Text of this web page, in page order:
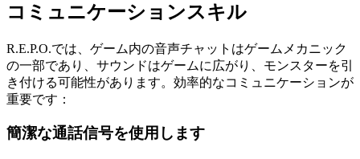
コミュニケーションスキル
R.E.P.O.では、ゲーム内の音声チャットはゲームメカニック
の一部であり、サウンドはゲームに広がり、モンスターを引
き付ける可能性があります。効率的なコミュニケーションが
重要です：
簡潔な通話信号を使用します